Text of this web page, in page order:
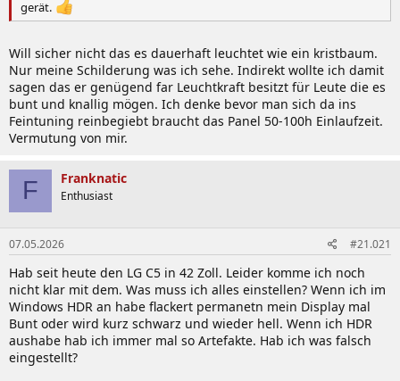
gerät.
Will sicher nicht das es dauerhaft leuchtet wie ein kristbaum.
Nur meine Schilderung was ich sehe. Indirekt wollte ich damit
sagen das er genügend far Leuchtkraft besitzt für Leute die es
bunt und knallig mögen. Ich denke bevor man sich da ins
Feintuning reinbegiebt braucht das Panel 50-100h Einlaufzeit.
Vermutung von mir.
F Franknatic
Enthusiast
07.05.2026 #21.021
Hab seit heute den LG C5 in 42 Zoll. Leider komme ich noch
nicht klar mit dem. Was muss ich alles einstellen? Wenn ich im
Windows HDR an habe flackert permanetn mein Display mal
Bunt oder wird kurz schwarz und wieder hell. Wenn ich HDR
aushabe hab ich immer mal so Artefakte. Hab ich was falsch
eingestellt?